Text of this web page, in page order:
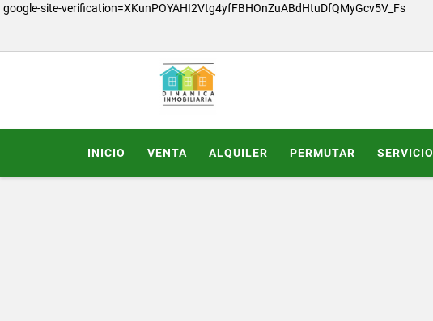
google-site-verification=XKunPOYAHI2Vtg4yfFBHOnZuABdHtuDfQMyGcv5V_Fs
INICIO VENTA ALQUILER PERMUTAR SERVICIO